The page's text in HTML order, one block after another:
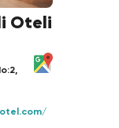
Oteli